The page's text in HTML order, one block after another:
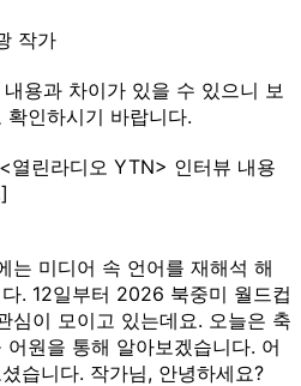
작가
용과 차이가 있을 수 있으니 보
인하시기 바랍니다.
열린라디오 YTN> 인터뷰 내용
미디어 속 언어를 재해석 해
. 12일부터 2026 북중미 월드컵
심이 모이고 있는데요. 오늘은 축
원을 통해 알아보겠습니다. 어
습니다. 작가님, 안녕하세요?